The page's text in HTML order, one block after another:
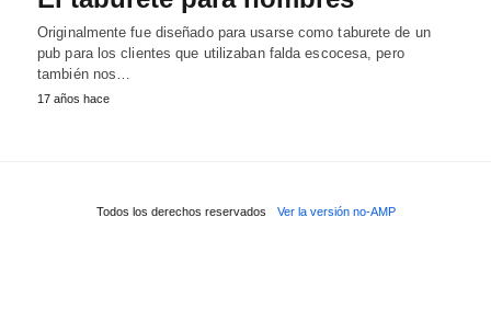
Originalmente fue diseñado para usarse como taburete de un
pub para los clientes que utilizaban falda escocesa, pero
también nos…
17 años hace
Todos los derechos reservados Ver la versión no-AMP